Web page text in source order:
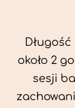
około 2
sesji